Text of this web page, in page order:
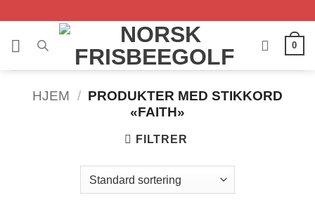
content
0
HJEM / PRODUKTER MED STIKKORD
«FAITH»
FILTRER